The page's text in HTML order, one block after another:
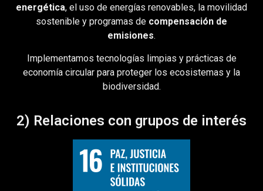
energética, el uso de energías renovables, la movilidad
sostenible y programas de compensación de
emisiones.
Implementamos tecnologías limpias y prácticas de
economía circular para proteger los ecosistemas y la
biodiversidad.
2) Relaciones con grupos de interés